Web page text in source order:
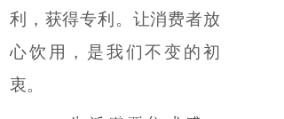
利，获得专利。让消费者放
心饮用，是我们不变的初
衷。